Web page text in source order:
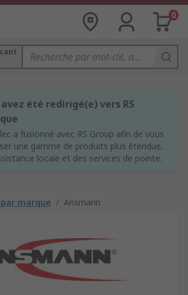
0
avez été redirigé(e) vers RS
a fusionné avec RS Group afin de vous
une gamme de produits plus étendue,
locale et des services de pointe.
marque / Ansmann